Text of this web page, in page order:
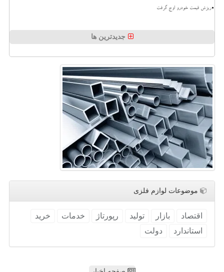
ریزش قیمت خودرو اوج گرفت
جدیدترین ها
موضوعات لوازم فلزی
اقتصاد بازار تولید رپورتاژ خدمات
خرید
استاندارد
دولت